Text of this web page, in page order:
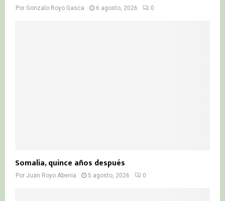
Por Gonzalo Royo Gasca 6 agosto, 2026 0
Somalia, quince años después
Por Juan Royo Abenia 5 agosto, 2026 0